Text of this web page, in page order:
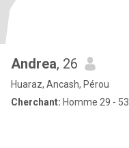
Andrea, 26
Huaraz, Ancash, Pérou
Cherchant: Homme 29 - 53